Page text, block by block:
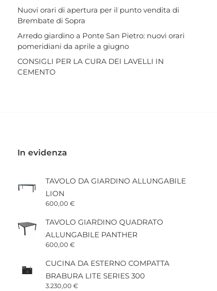
Nuovi orari di apertura per il punto vendita di
Brembate di Sopra
Arredo giardino a Ponte San Pietro: nuovi orari
pomeridiani da aprile a giugno
CONSIGLI PER LA CURA DEI LAVELLI IN
CEMENTO
In evidenza
TAVOLO DA GIARDINO ALLUNGABILE
LION
600,00 €
TAVOLO GIARDINO QUADRATO
ALLUNGABILE PANTHER
600,00 €
CUCINA DA ESTERNO COMPATTA
BRABURA LITE SERIES 300
3.230,00 €